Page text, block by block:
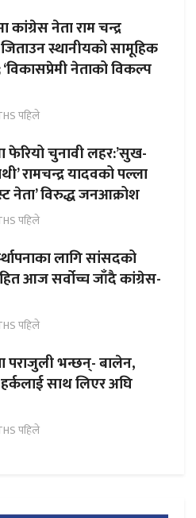
कांग्रेस नेता राम चन्द्र
स्थानीयको सामूहिक
‘विकासप्रेमी नेताको विकल्प
पहिले
फेरियो चुनावी लहर:’सुख-
रामचन्द्र यादवको पल्ला
नेता’ विरुद्ध जनआक्रोश
पहिले
लागि सांसदको
आज सर्वोच्च जाँदै कांग्रेस-
पहिले
पराजुली भन्छन्- बालेन,
साथ लिएर अघि
पहिले